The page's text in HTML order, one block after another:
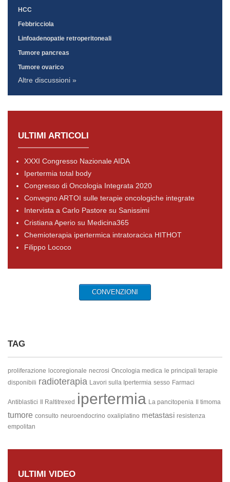
HCC
Febbricciola
Linfoadenopatie retroperitoneali
Tumore pancreas
Tumore ovarico
Altre discussioni »
ULTIMI ARTICOLI
XXXI Congresso Nazionale AIDA
Ipertermia total body
Congresso di Oncologia Integrata 2020
Convegno ARTOI sulle terapie oncologiche integrate
Intervista a Carlo Pastore su Sanissimi
Cristiana Aperio su Medicina365
Chemioterapia ipertermica intratoracica HITHOT
Filippo Lococo
CONVENZIONI
TAG
proliferazione locoregionale necrosi Oncologia medica le principali terapie
disponibili radioterapia Lavori sulla Ipertermia sesso Farmaci
Antiblastici Il Raltitrexed ipertermia La pancitopenia Il timoma
tumore consulto neuroendocrino oxaliplatino metastasi resistenza
empolitan
ULTIMI VIDEO